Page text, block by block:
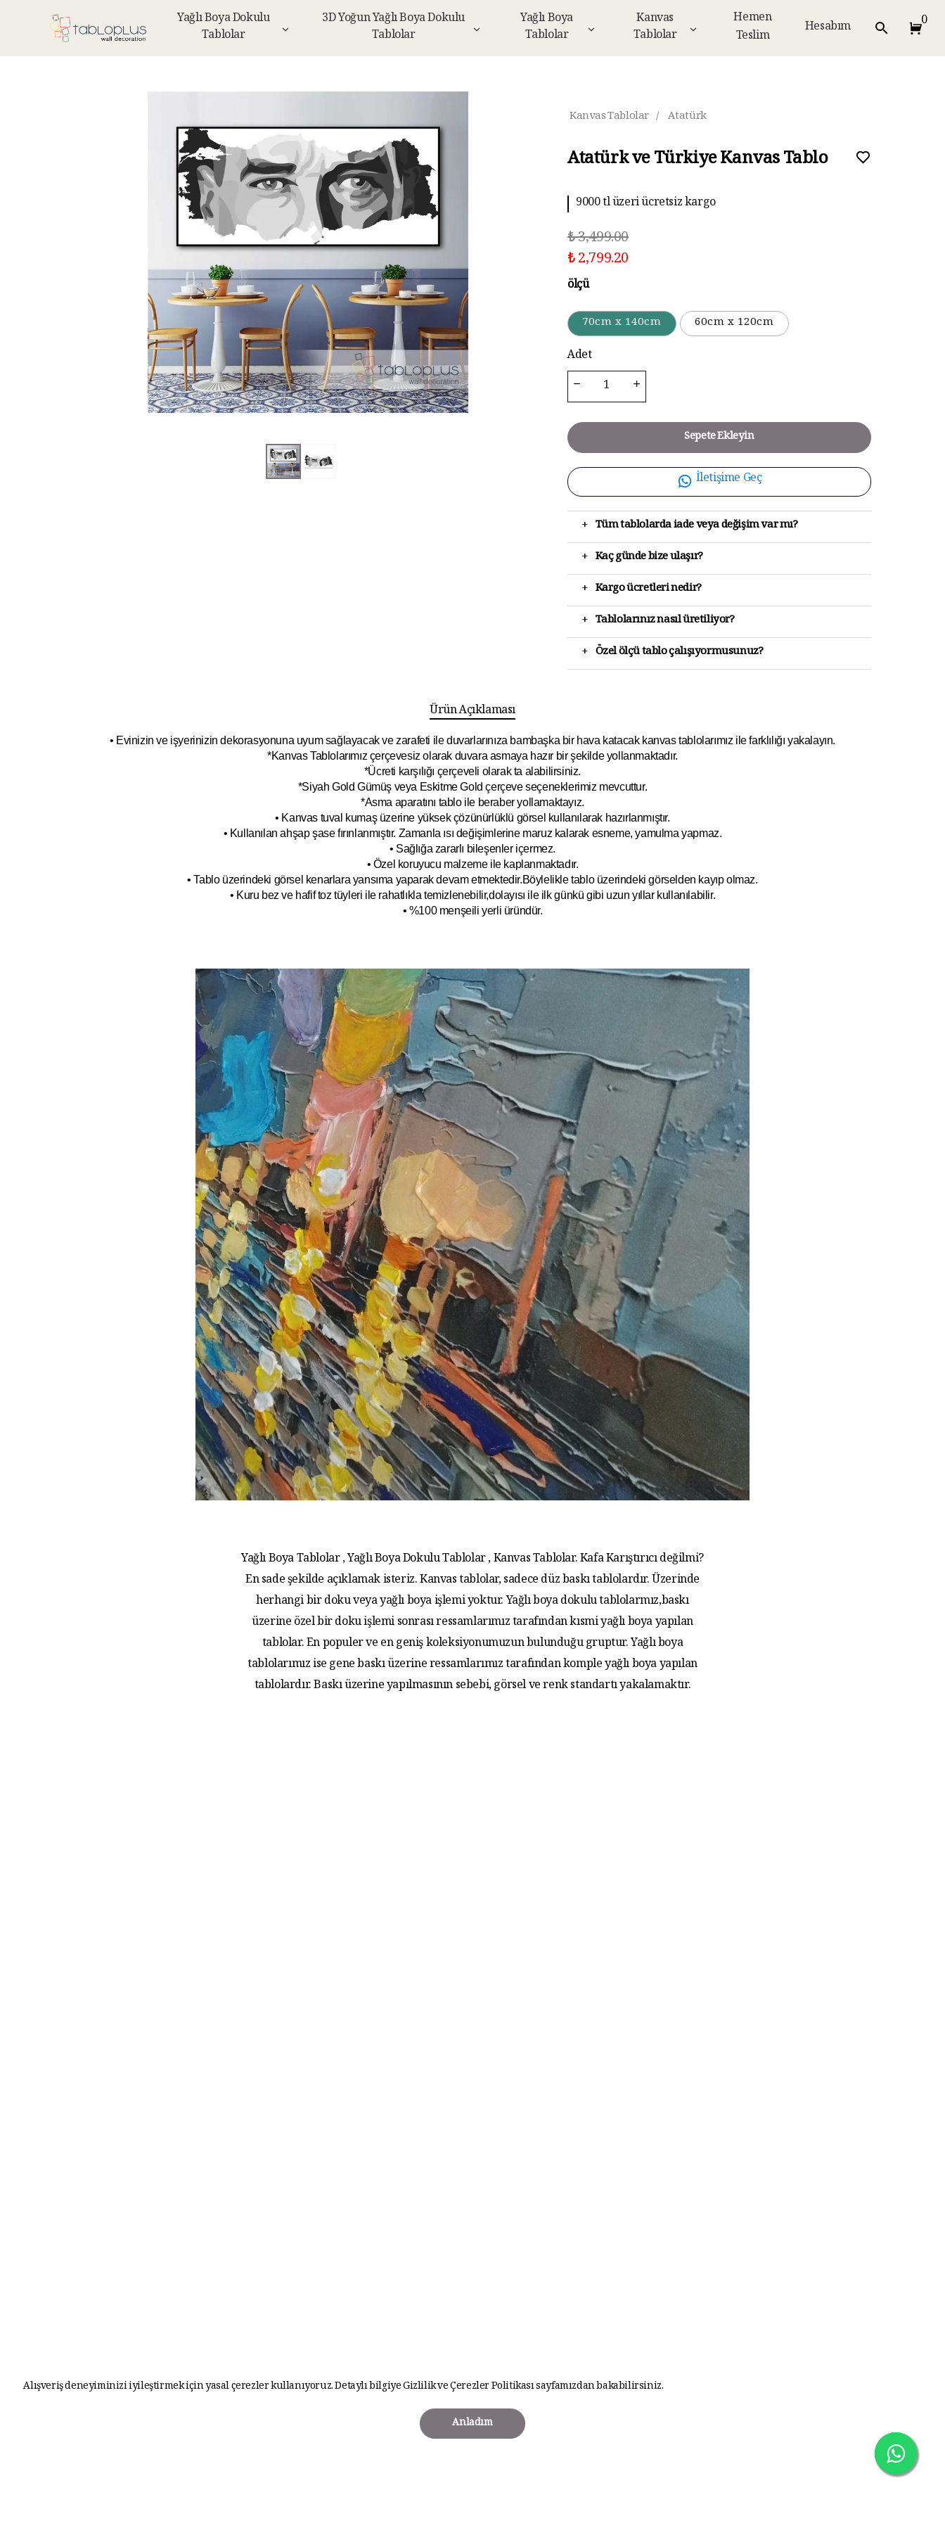
Yağlı Boya Dokulu
Tablolar
3D Yoğun Yağlı Boya Dokulu
Tablolar
Yağlı Boya
Tablolar
Kanvas
Tablolar
Hemen
Teslim
Hesabım 0
Alışveriş deneyiminizi iyileştirmek için yasal çerezler kullanıyoruz. Detaylı bilgiyeGizlilik ve Çerezler Politikasısayfamızdan bakabilirsiniz.
Anladım
Kanvas Tablolar / Atatürk
Atatürk ve Türkiye Kanvas Tablo
9000 tl üzeri ücretsiz kargo
₺ 3,499.00
₺ 2,799.20
ölçü
70cm x 140cm 60cm x 120cm
Adet
Sepete Ekleyin
İletişime Geç
+ Tüm tablolarda iade veya değişim var mı?
+ Kaç günde bize ulaşır?
+ Kargo ücretleri nedir?
+ Tablolarınız nasıl üretiliyor?
+ Özel ölçü tablo çalışıyormusunuz?
Ürün Açıklaması
• Evinizin ve işyerinizin dekorasyonuna uyum sağlayacak ve zarafeti ile duvarlarınıza bambaşka bir hava katacak kanvas tablolarımız ile farklılığı yakalayın.
*Kanvas Tablolarımız çerçevesiz olarak duvara asmaya hazır bir şekilde yollanmaktadır.
*Ücreti karşılığı çerçeveli olarak ta alabilirsiniz.
*Siyah Gold Gümüş veya Eskitme Gold çerçeve seçeneklerimiz mevcuttur.
*Asma aparatını tablo ile beraber yollamaktayız.
• Kanvas tuval kumaş üzerine yüksek çözünürlüklü görsel kullanılarak hazırlanmıştır.
• Kullanılan ahşap şase fırınlanmıştır. Zamanla ısı değişimlerine maruz kalarak esneme, yamulma yapmaz.
• Sağlığa zararlı bileşenler içermez.
• Özel koruyucu malzeme ile kaplanmaktadır.
• Tablo üzerindeki görsel kenarlara yansıma yaparak devam etmektedir.Böylelikle tablo üzerindeki görselden kayıp olmaz.
• Kuru bez ve hafif toz tüyleri ile rahatlıkla temizlenebilir,dolayısı ile ilkgünkü gibi uzun yıllar kullanılabilir.
• %100 menşeili yerli üründür.
Yağlı Boya Tablolar , Yağlı Boya Dokulu Tablolar , Kanvas Tablolar. Kafa Karıştırıcı değilmi?
En sade şekilde açıklamak isteriz. Kanvas tablolar, sadece düz baskı tablolardır. Üzerinde
herhangi bir doku veya yağlı boya işlemi yoktur. Yağlı boya dokulu tablolarmız,baskı
üzerine özel bir doku işlemi sonrası ressamlarımız tarafından kısmi yağlı boya yapılan
tablolar. En populer ve en geniş koleksiyonumuzun bulunduğu gruptur. Yağlı boya
tablolarımız ise gene baskı üzerine ressamlarımız tarafından komple yağlı boya yapılan
tablolardır. Baskı üzerine yapılmasının sebebi, görsel ve renk standartı yakalamaktır.